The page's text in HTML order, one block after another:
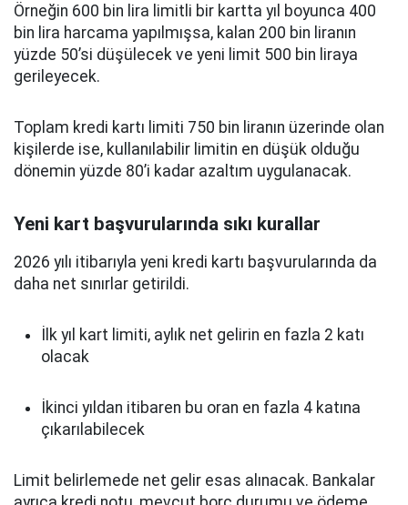
Örneğin 600 bin lira limitli bir kartta yıl boyunca 400
bin lira harcama yapılmışsa, kalan 200 bin liranın
yüzde 50’si düşülecek ve yeni limit 500 bin liraya
gerileyecek.
Toplam kredi kartı limiti 750 bin liranın üzerinde olan
kişilerde ise, kullanılabilir limitin en düşük olduğu
dönemin yüzde 80’i kadar azaltım uygulanacak.
Yeni kart başvurularında sıkı kurallar
2026 yılı itibarıyla yeni kredi kartı başvurularında da
daha net sınırlar getirildi.
İlk yıl kart limiti, aylık net gelirin en fazla 2 katı
olacak
İkinci yıldan itibaren bu oran en fazla 4 katına
çıkarılabilecek
Limit belirlemede net gelir esas alınacak. Bankalar